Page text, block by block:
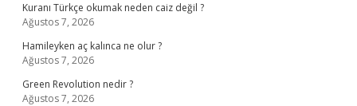
Kuranı Türkçe okumak neden caiz değil ?
Ağustos 7, 2026
Hamileyken aç kalınca ne olur ?
Ağustos 7, 2026
Green Revolution nedir ?
Ağustos 7, 2026